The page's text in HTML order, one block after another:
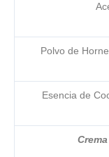
Polvo de
Esencia de